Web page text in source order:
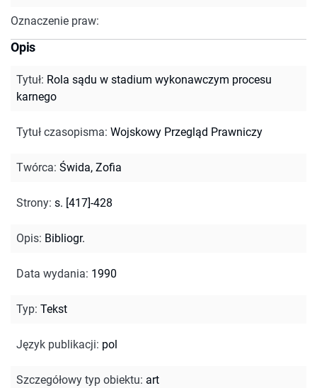
Oznaczenie praw:
Opis
Tytuł: Rola sądu w stadium wykonawczym procesu
karnego
Tytuł czasopisma: Wojskowy Przegląd Prawniczy
Twórca: Świda, Zofia
Strony: s. [417]-428
Opis: Bibliogr.
Data wydania: 1990
Typ: Tekst
Język publikacji: pol
Szczegółowy typ obiektu: art